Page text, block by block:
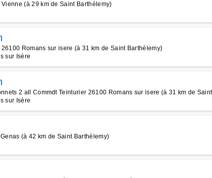
(à 29 km de Saint Barthélemy)
Romans sur isere (à 31 km de Saint Barthélemy)
sur Isère
2 all Commdt Teinturier 26100 Romans sur isere (à 31 km de
sur Isère
(à 42 km de Saint Barthélemy)